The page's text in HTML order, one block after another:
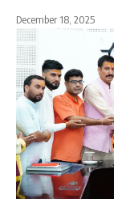
December 18, 2025